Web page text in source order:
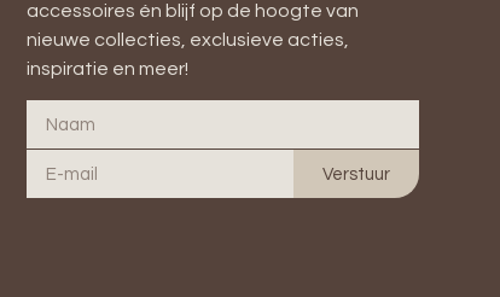
accessoires én blijf op de hoogte van
nieuwe collecties, exclusieve acties,
inspiratie en meer!
Verstuur